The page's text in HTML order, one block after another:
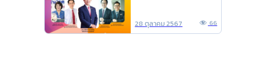
ประจำปี พ.ศ. 2567
28 ตุลาคม 2567 66